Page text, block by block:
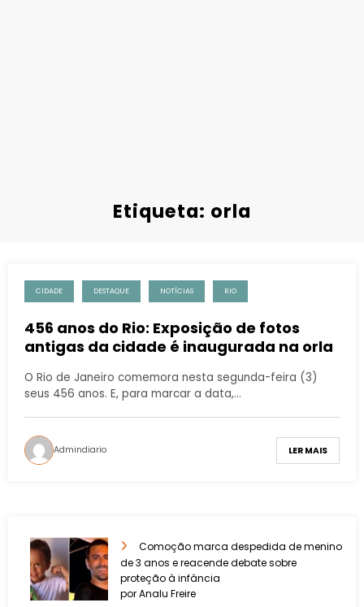
Etiqueta: orla
CIDADE DESTAQUE NOTÍCIAS RIO
456 anos do Rio: Exposição de fotos
antigas da cidade é inaugurada na orla
O Rio de Janeiro comemora nesta segunda-feira (3)
seus 456 anos. E, para marcar a data,…
Admindiario LER MAIS
Comoção marca despedida de menino
de 3 anos e reacende debate sobre
proteção à infância
por Analu Freire